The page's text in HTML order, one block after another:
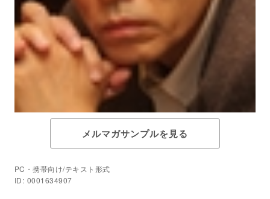
メルマガサンプルを見る
PC・携帯向け/テキスト形式
ID: 0001634907